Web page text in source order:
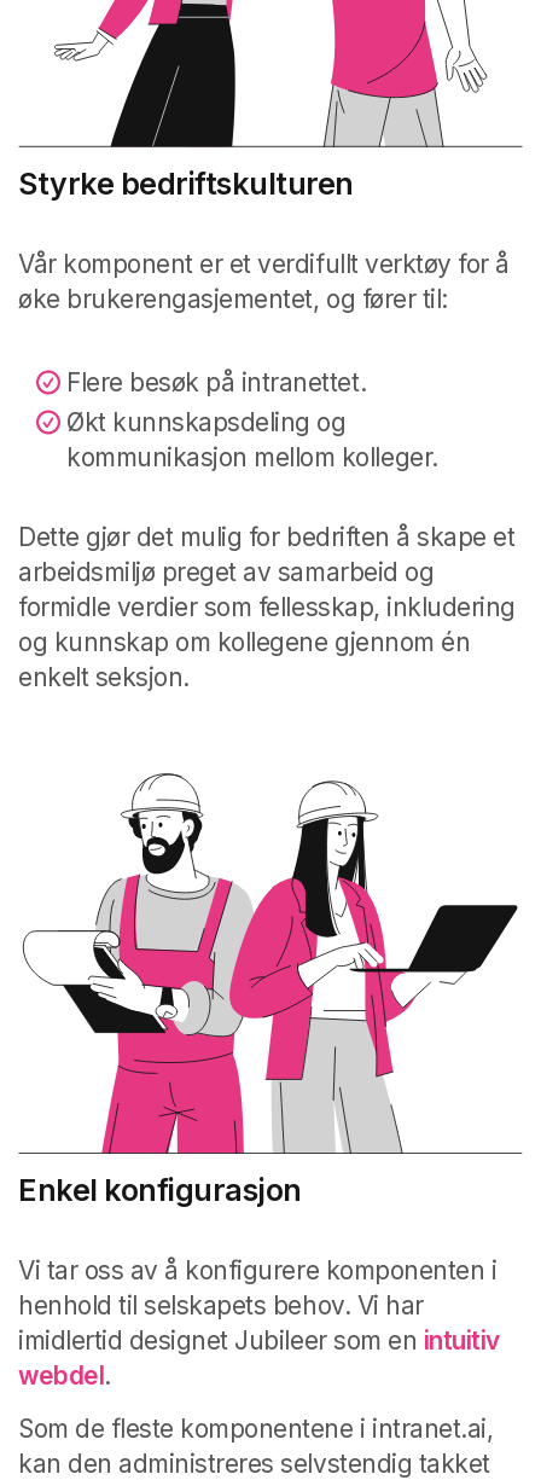
Styrke bedriftskulturen
Vår komponent er et verdifullt verktøy for å
øke brukerengasjementet, og fører til:
Flere besøk på intranettet.
Økt kunnskapsdeling og
kommunikasjon mellom kolleger.
Dette gjør det mulig for bedriften å skape et
arbeidsmiljø preget av samarbeid og
formidle verdier som fellesskap, inkludering
og kunnskap om kollegene gjennom én
enkelt seksjon.
Enkel konfigurasjon
Vi tar oss av å konfigurere komponenten i
henhold til selskapets behov. Vi har
imidlertid designet Jubileer som en intuitiv
webdel.
Som de fleste komponentene i intranet.ai,
kan den administreres selvstendig takket